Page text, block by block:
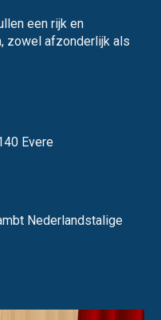
een rijk en
zowel afzonderlijk als
Evere
Nederlandstalige